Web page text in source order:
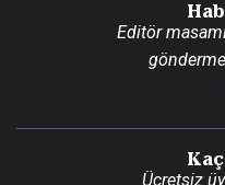
Editör
Ücretsiz